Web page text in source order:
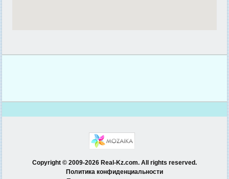
Copyright © 2009-2026 Real-Kz.com. All rights reserved.
Политика конфиденциальности